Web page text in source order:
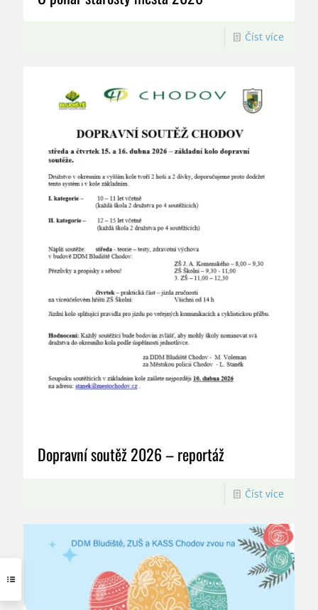
Číst více
Dopravní soutěž 2026 – reportáž
Číst více